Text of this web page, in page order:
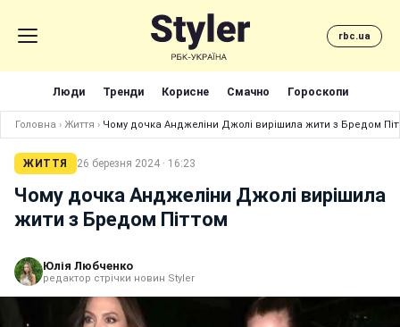
rbc.ua
Люди Тренди Корисне Смачно Гороскопи
Головна › Життя › Чому дочка Анджеліни Джолі вирішила жити з Бредом
ЖИТТЯ 26 березня 2024 · 16:23
Чому дочка Анджеліни Джолі вирішила
жити з Бредом Піттом
Юлія Любченко
редактор стрічки новин Styler